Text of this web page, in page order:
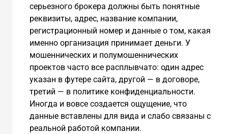
серьезного брокера должны быть понятные
реквизиты, адрес, название компании,
регистрационный номер и данные о том, какая
именно организация принимает деньги. У
мошеннических и полумошеннических
проектов часто все расплывчато: один адрес
указан в футере сайта, другой — в договоре,
третий — в политике конфиденциальности.
Иногда и вовсе создается ощущение, что
данные вставлены для вида и слабо связаны с
реальной работой компании.